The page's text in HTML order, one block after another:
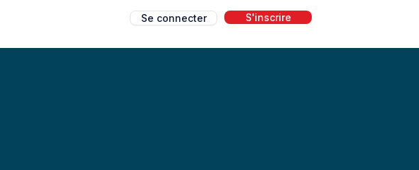
Se connecter S'inscrire